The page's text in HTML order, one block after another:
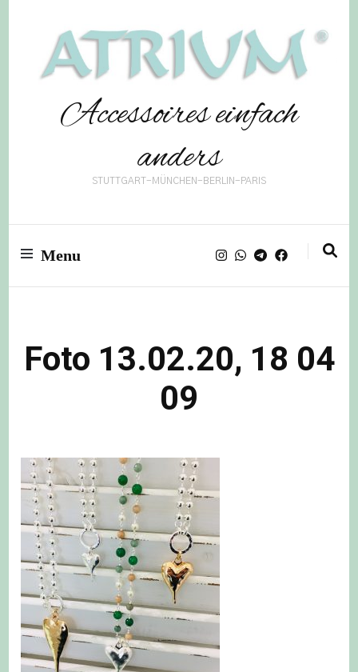
Accessoires einfach
anders
STUTTGART-MÜNCHEN-BERLIN-PARIS
Menu
Foto 13.02.20, 18 04
09